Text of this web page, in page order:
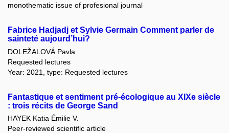
monothematic issue of profesional journal
Fabrice Hadjadj et Sylvie Germain Comment parler de
sainteté aujourd’hui?
DOLEŽALOVÁ Pavla
Requested lectures
Year: 2021, type: Requested lectures
Fantastique et sentiment pré-écologique au XIXe siècle
: trois récits de George Sand
HAYEK Katia Émilie V.
Peer-reviewed scientific article